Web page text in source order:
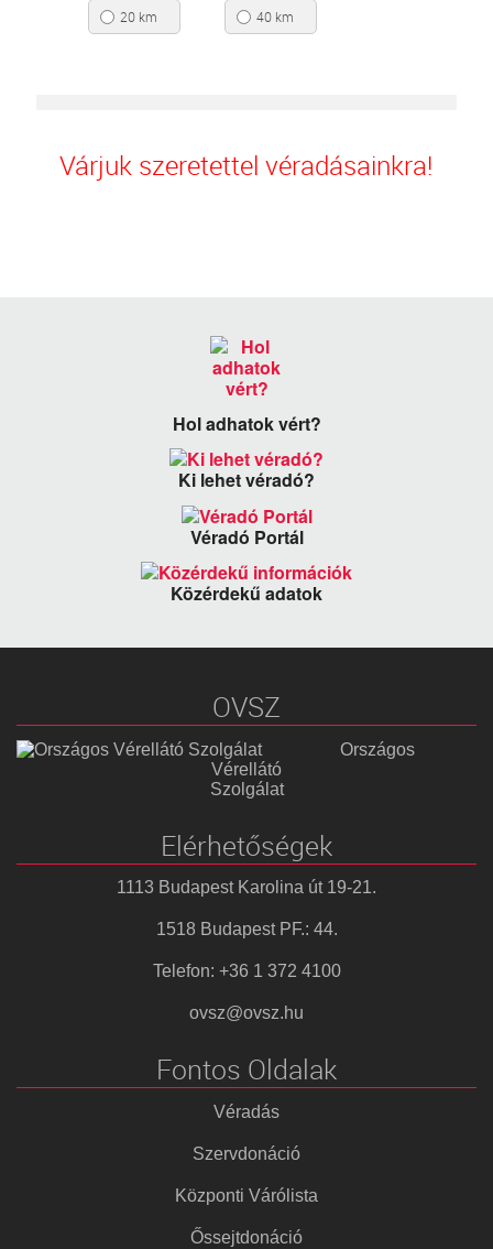
20 km
40 km
Várjuk szeretettel véradásainkra!
Hol adhatok vért?
Ki lehet véradó?
Véradó Portál
Közérdekű adatok
OVSZ
Országos
Vérellátó
Szolgálat
Elérhetőségek
1113 Budapest Karolina út 19-21.
1518 Budapest PF.: 44.
Telefon: +36 1 372 4100
ovsz@ovsz.hu
Fontos Oldalak
Véradás
Szervdonáció
Központi Várólista
Őssejtdonáció